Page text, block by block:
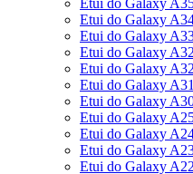
Etui do Galaxy
Etui do Galaxy
Etui do Galaxy
Etui do Galaxy
Etui do Galaxy
Etui do Galaxy A31
Etui do Galaxy
Etui do Galaxy
Etui do Galaxy
Etui do Galaxy
Etui do Galaxy